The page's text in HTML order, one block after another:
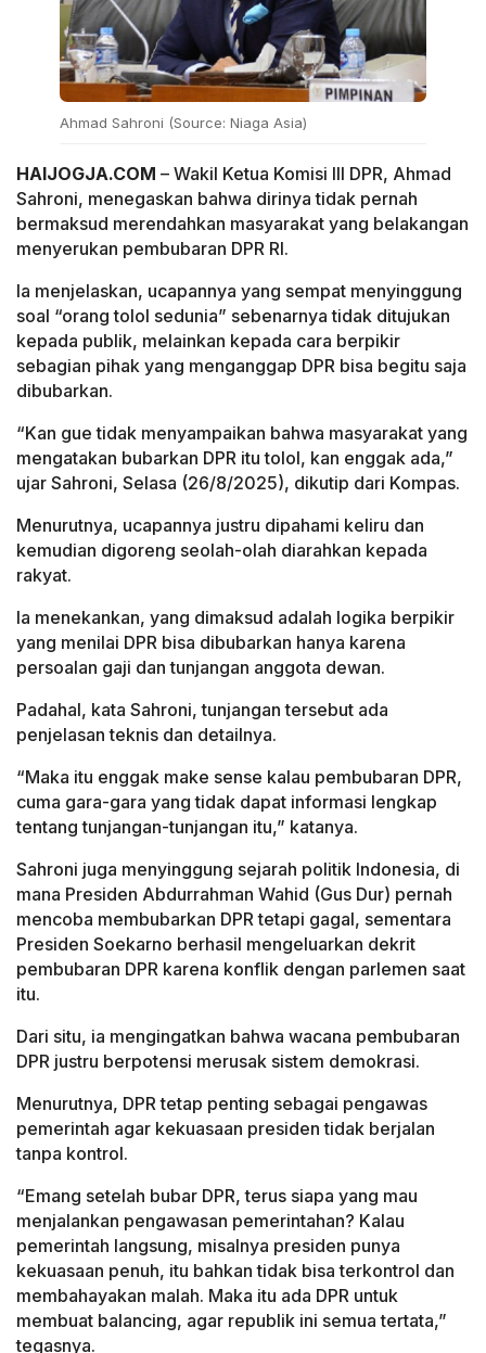
Ahmad Sahroni (Source: Niaga Asia)
HAIJOGJA.COM – Wakil Ketua Komisi III DPR, Ahmad
Sahroni, menegaskan bahwa dirinya tidak pernah
bermaksud merendahkan masyarakat yang belakangan
menyerukan pembubaran DPR RI.
Ia menjelaskan, ucapannya yang sempat menyinggung
soal “orang tolol sedunia” sebenarnya tidak ditujukan
kepada publik, melainkan kepada cara berpikir
sebagian pihak yang menganggap DPR bisa begitu saja
dibubarkan.
“Kan gue tidak menyampaikan bahwa masyarakat yang
mengatakan bubarkan DPR itu tolol, kan enggak ada,”
ujar Sahroni, Selasa (26/8/2025), dikutip dari Kompas.
Menurutnya, ucapannya justru dipahami keliru dan
kemudian digoreng seolah-olah diarahkan kepada
rakyat.
Ia menekankan, yang dimaksud adalah logika berpikir
yang menilai DPR bisa dibubarkan hanya karena
persoalan gaji dan tunjangan anggota dewan.
Padahal, kata Sahroni, tunjangan tersebut ada
penjelasan teknis dan detailnya.
“Maka itu enggak make sense kalau pembubaran DPR,
cuma gara-gara yang tidak dapat informasi lengkap
tentang tunjangan-tunjangan itu,” katanya.
Sahroni juga menyinggung sejarah politik Indonesia, di
mana Presiden Abdurrahman Wahid (Gus Dur) pernah
mencoba membubarkan DPR tetapi gagal, sementara
Presiden Soekarno berhasil mengeluarkan dekrit
pembubaran DPR karena konflik dengan parlemen saat
itu.
Dari situ, ia mengingatkan bahwa wacana pembubaran
DPR justru berpotensi merusak sistem demokrasi.
Menurutnya, DPR tetap penting sebagai pengawas
pemerintah agar kekuasaan presiden tidak berjalan
tanpa kontrol.
“Emang setelah bubar DPR, terus siapa yang mau
menjalankan pengawasan pemerintahan? Kalau
pemerintah langsung, misalnya presiden punya
kekuasaan penuh, itu bahkan tidak bisa terkontrol dan
membahayakan malah. Maka itu ada DPR untuk
membuat balancing, agar republik ini semua tertata,”
tegasnya.